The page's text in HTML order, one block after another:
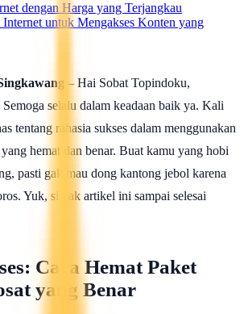
dengan Harga yang Terjangkau
Internet untuk Mengakses Konten yang
– Hai Sobat Topindoku,
selalu dalam keadaan baik ya. Kali
tentang rahasia sukses dalam menggunakan
hemat dan benar. Buat kamu yang hobi
pasti gak mau dong kantong jebol karena
Yuk, simak artikel ini sampai selesai
Cara Hemat Paket
yang Benar